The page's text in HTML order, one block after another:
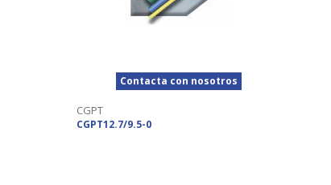
Contacta con nosotros
CGPT
CGPT12.7/9.5-0